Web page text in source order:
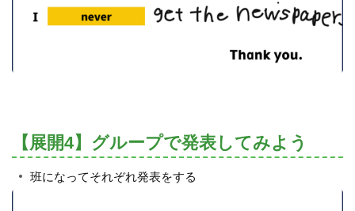
【展開4】グループで発表してみよう
班になってそれぞれ発表をする